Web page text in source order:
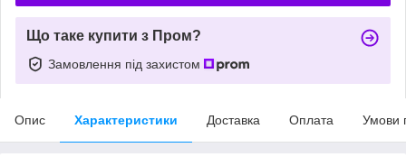
Що таке купити з Пром?
Замовлення під захистом
Опис Характеристики Доставка Оплата Умови